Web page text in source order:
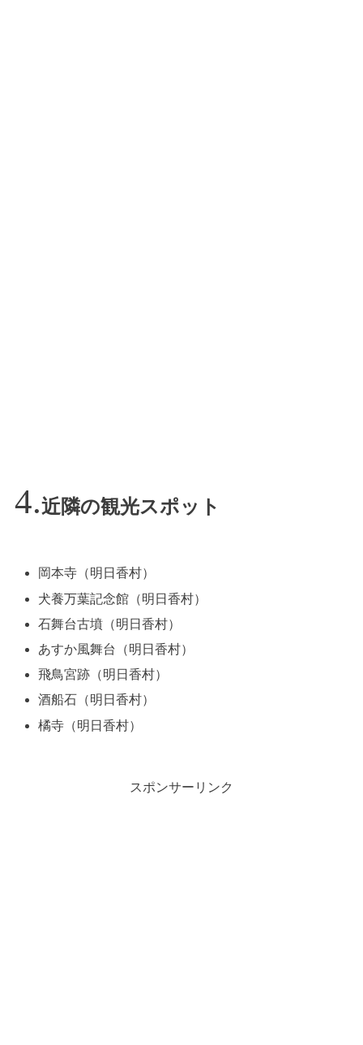
近隣の観光スポット
岡本寺（明日香村）
犬養万葉記念館（明日香村）
石舞台古墳（明日香村）
あすか風舞台（明日香村）
飛鳥宮跡（明日香村）
酒船石（明日香村）
橘寺（明日香村）
スポンサーリンク